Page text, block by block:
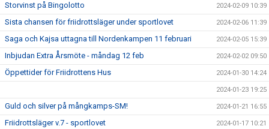
Storvinst på Bingolotto 2024-02-09 10:39
Sista chansen för friidrottsläger under sportlovet 2024-02-06 11:39
Saga och Kajsa uttagna till Nordenkampen 11 februari 2024-02-05 15:39
Inbjudan Extra Årsmöte - måndag 12 feb 2024-02-02 09:50
Öppettider för Friidrottens Hus 2024-01-30 14:24
2024-01-23 19:25
Guld och silver på mångkamps-SM! 2024-01-21 16:55
Friidrottsläger v.7 - sportlovet 2024-01-17 10:21